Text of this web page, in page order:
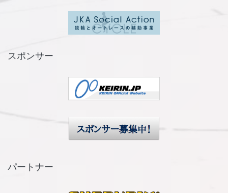
スポンサー
パートナー